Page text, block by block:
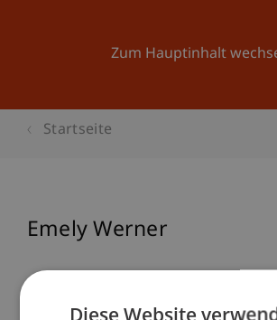
Zum Hauptinhalt
Startseite
Emely Werner
Diese Website